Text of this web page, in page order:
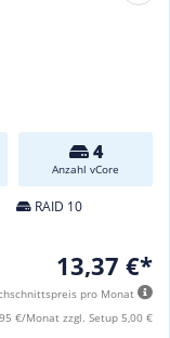
4
Anzahl vCore
RAID 10
13,37 €*
pro Monat
€/Monat zzgl. Setup 5,00 €